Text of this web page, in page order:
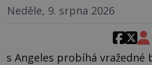
Neděle, 9. srpna 2026
vražedné běsnění